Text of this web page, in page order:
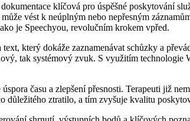
klíčová pro úspěšné poskytování
vést k neúplným nebo nepřesným
je Speechyou, revolučním krokem vpřed.
který dokáže zaznamenávat schůzky a
tak systémový zvuk. S využitím
času a zlepšení přesnosti. Terapeuti již
důležitého ztratilo, a tím zvyšuje kvalitu